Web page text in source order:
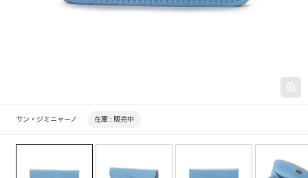
サン・ジミニャーノ 在庫 : 販売中